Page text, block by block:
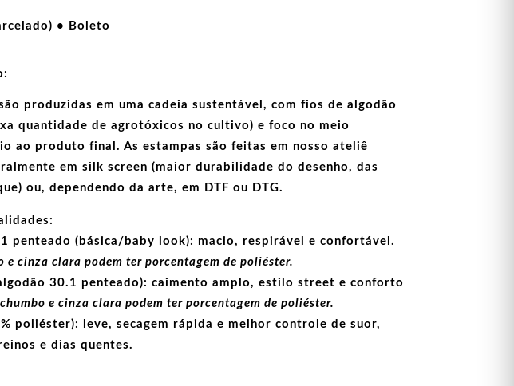
• Boleto
produzidas em uma cadeia sustentável, com fios de algodão
quantidade de agrotóxicos no cultivo) e foco no meio
ao produto final. As estampas são feitas em nosso ateliê
em silk screen (maior durabilidade do desenho, das
ou, dependendo da arte, em
DTF ou DTG.
penteado (básica/baby look): macio, respirável e confortável.
e cinza clara podem ter porcentagem de poliéster.
30.1 penteado): caimento amplo, estilo street e conforto
e cinza clara podem ter porcentagem de poliéster.
poliéster):
leve, secagem rápida e melhor controle de suor,
e dias quentes.